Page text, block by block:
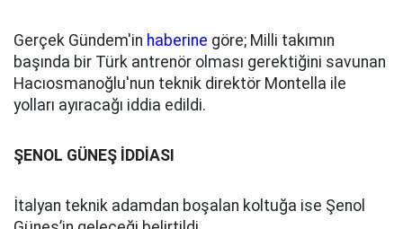
Gerçek Gündem'in haberine göre; Milli takımın
başında bir Türk antrenör olması gerektiğini savunan
Hacıosmanoğlu'nun teknik direktör Montella ile
yolları ayıracağı iddia edildi.
ŞENOL GÜNEŞ İDDİASI
İtalyan teknik adamdan boşalan koltuğa ise Şenol